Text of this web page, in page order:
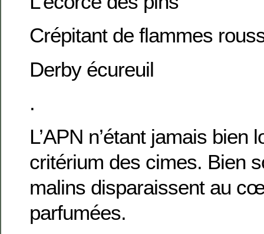
Crépitant de flammes
Derby écureuil
.
L’APN n’étant jamais bien
critérium des cimes. Bien
malins disparaissent au
parfumées.